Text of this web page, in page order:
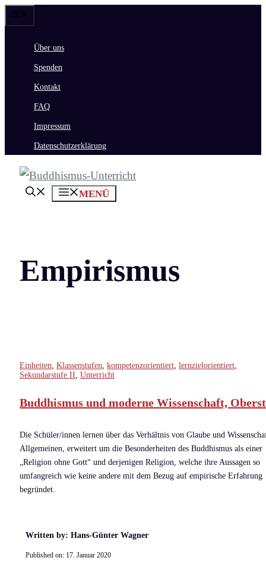
Zum
springenÜber uns
Spenden
Kontakt
FAQ
Impressum
Datenschutzerklärung
MENÜ
Empirismus
Einheiten Klassenstufen kompetenzorientiert lernzielorientiert
Sekundarstufe II Unterricht
Buddhismus und moderne Wissenschaft,
Die Schüler/innen lernen über das Verhältnis von Glaube und
Allgemeinen, erweitert um die Besonderheiten des Buddhismus als einer
„Religion ohne Gott“ und derjenigen Religion, welche ihre Aussagen so
umfangreich wie keine andere mit dem Bezug auf empirische Erfahrung
begründet.
Written by: Hans-Günter Wagner
Published on: 17. Januar 2020